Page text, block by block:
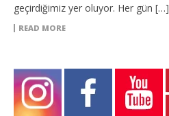
geçirdiğimiz yer oluyor. Her gün […]
READ MORE